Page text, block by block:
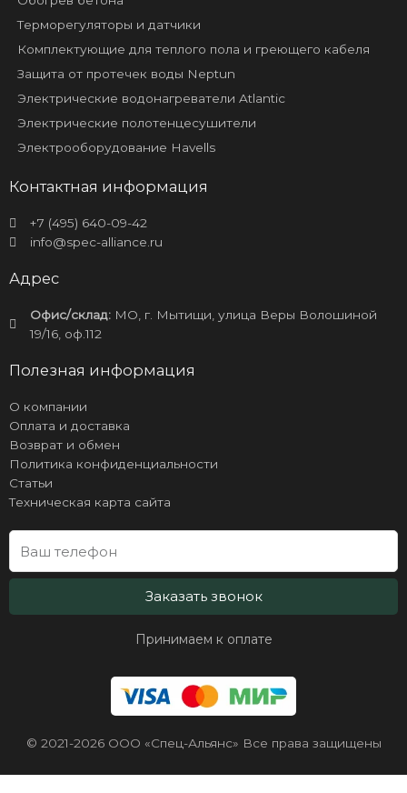
Терморегуляторы и датчики
Комплектующие для теплого пола и греющего кабеля
Защита от протечек воды Neptun
Электрические водонагреватели Atlantic
Электрические полотенцесушители
Электрооборудование Havells
Контактная информация
+7 (495) 640-09-42
info@spec-alliance.ru
Адрес
Офис/склад:МО, г. Мытищи, улица Веры Волошиной
19/16, оф.112
Полезная информация
О компании
Оплата и доставка
Возврат и обмен
Политика конфиденциальности
Статьи
Техническая карта сайта
Заказать звонок
Принимаем к оплате
© 2021-2026 ООО «Спец-Альянс» Все права защищены